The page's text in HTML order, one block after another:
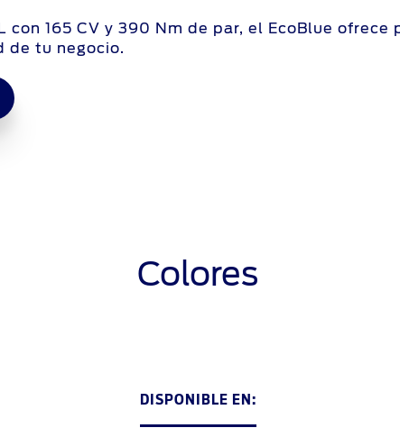
con 165 CV y 390 Nm de par, el EcoBlue ofrece
de tu negocio.
Colores
DISPONIBLE EN: